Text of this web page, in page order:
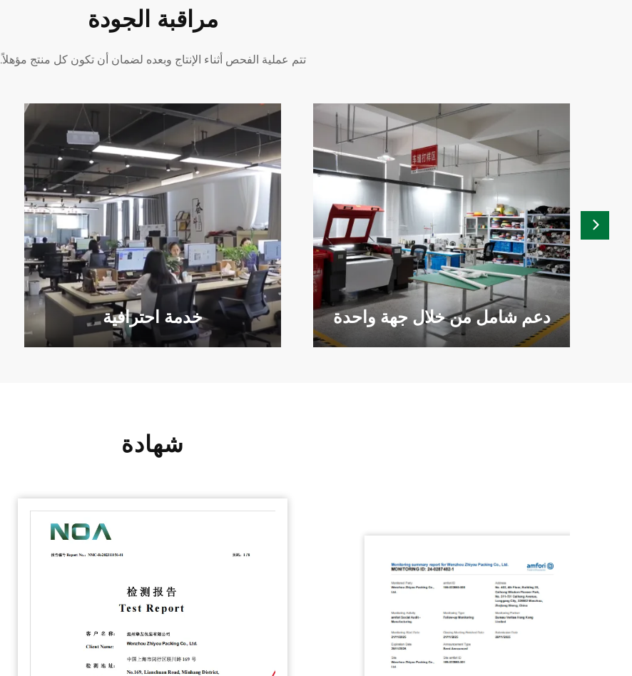
مراقبة الجودة
تتم عملية الفحص أثناء الإنتاج وبعده لضمان أن تكون كل منتج مؤهلاً.
دعم شامل من خلال جهة واحدة خدمة احترافية
شهادة